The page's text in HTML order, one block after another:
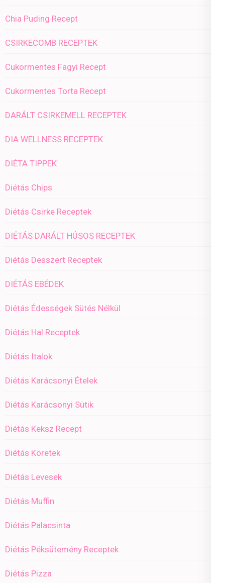
Chia Puding Recept
CSIRKECOMB RECEPTEK
Cukormentes Fagyi Recept
Cukormentes Torta Recept
DARÁLT CSIRKEMELL RECEPTEK
DIA WELLNESS RECEPTEK
DIÉTA TIPPEK
Diétás Chips
Diétás Csirke Receptek
DIÉTÁS DARÁLT HÚSOS RECEPTEK
Diétás Desszert Receptek
DIÉTÁS EBÉDEK
Diétás Édességek Sütés Nélkül
Diétás Hal Receptek
Diétás Italok
Diétás Karácsonyi Ételek
Diétás Karácsonyi Sütik
Diétás Keksz Recept
Diétás Köretek
Diétás Levesek
Diétás Muffin
Diétás Palacsinta
Diétás Péksütemény Receptek
Diétás Pizza